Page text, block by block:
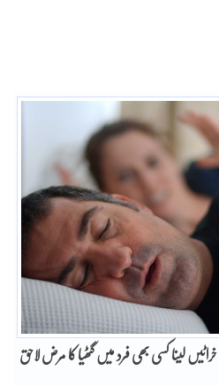
لینا کسی بھی فرد میں گٹھیا کا مرض لاحق